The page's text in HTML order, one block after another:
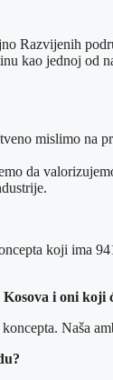
Razvijenih
kao jednoj od
mislimo
da
koji ima
i oni
Naša